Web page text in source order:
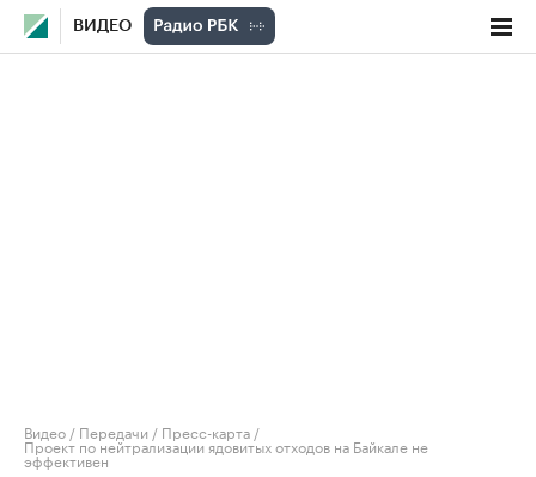
ВИДЕО
Видео / Передачи / Пресс-карта /
Проект по нейтрализации ядовитых отходов на Байкале не
эффективен